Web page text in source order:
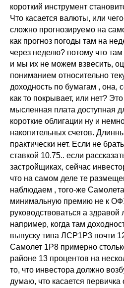
короткий инструмент
Что касается валюты, или
сложно прогнозируемо на
как прогноз погоды там на
через неделю? потому что
и мы их не можем взвесить,
пониманием относительно
доходность по бумагам , она,
как то покрывает, или нет?
мысленная плата доступная
короткие облигации ну и
накопительных счетов.
практически нет. Если не
ставкой 10.75.. если
застройщиках, сейчас
что на самом деле те
наблюдаем , того-же
минимальную премию не к
руководствоваться а здравой
например, когда там
выпуску типа ЛСР1Р3 почти
Самолет 1Р8 примерно
районе 13 процентов на
то, что инвестора должно
думаю, что касается